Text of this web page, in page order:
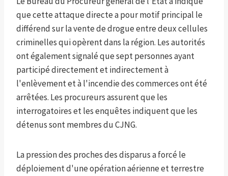
que cette attaque directe a pour motif principal le
différend sur la vente de drogue entre deux cellules
criminelles qui opèrent dans la région. Les autorités
ont également signalé que sept personnes ayant
participé directement et indirectement à
l'enlèvement et à l'incendie des commerces ont été
arrêtées. Les procureurs assurent que les
interrogatoires et les enquêtes indiquent que les
détenus sont membres du CJNG.
La pression des proches des disparus a forcé le
déploiement d'une opération aérienne et terrestre